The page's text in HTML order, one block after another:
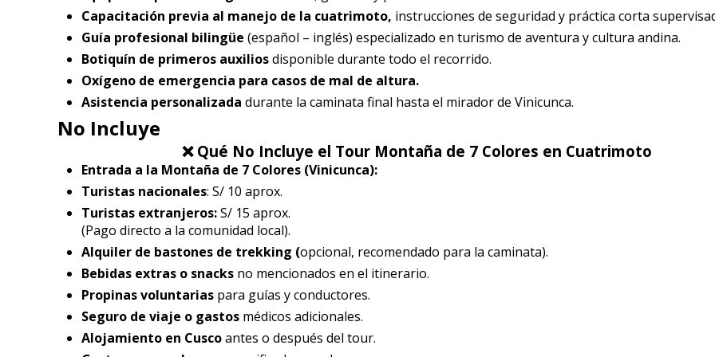
Capacitación previa al manejo de la cuatrimoto, instrucciones de seguridad y práctica corta
Guía profesional bilingüe (español – inglés) especializado en turismo de aventura y cultura andina.
Botiquín de primeros auxiliosdisponible durante todo el recorrido.
Oxígeno de emergencia para casos de mal de altura.
Asistencia personalizada durante la caminata final hasta el mirador de Vinicunca.
No Incluye
❌ Qué No Incluye el Tour Montaña de 7 Colores en Cuatrimoto
Entrada a la Montaña de 7 Colores (Vinicunca):
Turistas nacionales: S/ 10 aprox.
Turistas extranjeros:S/ 15 aprox.
(Pago directo a la comunidad local).
Alquiler de bastones de trekking (opcional, recomendado para la caminata).
Bebidas extras o snacks no mencionados en el itinerario.
Propinas voluntarias para guías y conductores.
Seguro de viaje o gastos médicos adicionales.
Alojamiento en Cuscoantes o después del tour.